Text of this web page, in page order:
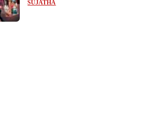
மாற்றியமைக்கலாம்!
SUJATHA